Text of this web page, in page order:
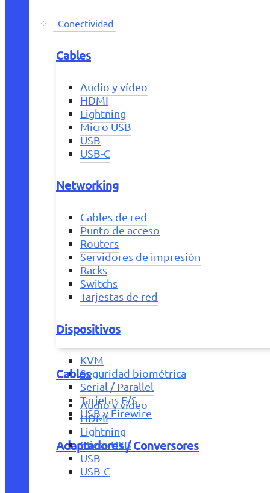
Conectividad
Cables
Audio y vídeo
HDMI
Lightning
Micro USB
USB
USB-C
Networking
Cables de red
Punto de acceso
Routers
Servidores de impresión
Racks
Switchs
Tarjestas de red
Dispositivos
KVM
Seguridad biométrica
Serial / Parallel
Tarjetas E/S
USB y Firewire
Adaptadores / Conversores
Cables
Audio y vídeo
HDMI
Lightning
Micro USB
USB
USB-C